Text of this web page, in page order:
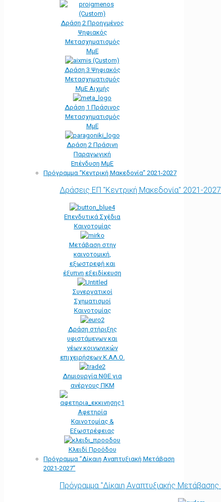
Δράση 2 Προηγμένος
Ψηφιακός
Μετασχηματισμός
ΜμΕ
Δράση 3 Ψηφιακός
Μετασχηματισμός
ΜμΕ Αιχμής
Δράση 1 Πράσινος
Μετασχηματισμός
ΜμΕ
Δράση 2 Πράσινη
Παραγωγική
Επένδυση ΜμΕ
Πρόγραμμα “Κεντρική Μακεδονία” 2021-2027
Δράσεις ΕΠ "Κεντρική Μακεδονία" 2021-2027
Επενδυτικά Σχέδια
Καινοτομίας
Μετάβαση στην
καινοτομική,
εξωστρεφή και
έξυπνη εξειδίκευση
Συνεργατικοί
Σχηματισμοί
Καινοτομίας
Δράση στήριξης
υφιστάμενων και
νέων κοινωνικών
επιχειρήσεων Κ.ΑΛ.Ο.
Δημιουργία ΝΘΕ για
ανέργους ΠΚΜ
Αφετηρία
Kαινοτομίας &
Εξωστρέφειας
Κλειδί Προόδου
Πρόγραμμα “Δίκαιη Αναπτυξιακή Μετάβαση
2021-2027”
Πρόγραμμα "Δίκαιη Αναπτυξιακής